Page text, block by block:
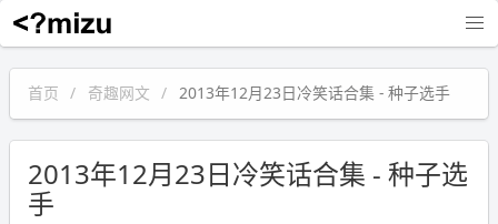
沉冰浮水
首页 奇趣网文 2013年12月23日冷笑话合集 - 种子选手
2013年12月23日冷笑话合集 - 种子选
手